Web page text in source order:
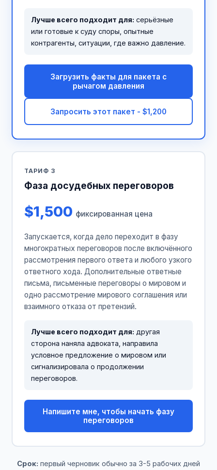
Лучше всего подходит для: серьёзные
или готовые к суду споры, опытные
контрагенты, ситуации, где важно давление.
Загрузить факты для пакета с
рычагом давления
Запросить этот пакет - $1,200
ТАРИФ 3
Фаза досудебных переговоров
$1,500 фиксированная цена
Запускается, когда дело переходит в фазу
многократных переговоров после включённого
рассмотрения первого ответа и любого узкого
ответного хода. Дополнительные ответные
письма, письменные переговоры о мировом и
одно рассмотрение мирового соглашения или
взаимного отказа от претензий.
Лучше всего подходит для: другая
сторона наняла адвоката, направила
условное предложение о мировом или
сигнализировала о продолжении
переговоров.
Напишите мне, чтобы начать фазу
переговоров
Срок: первый черновик обычно за 3-5 рабочих дней